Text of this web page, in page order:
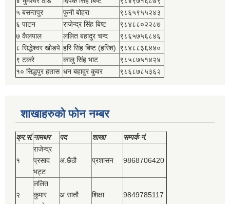
५ बसन्तपुर
फुनी बोहरा
९८६५९५५२४३
६ पाटन
राजेन्द्र सिंह बिष्‍ट
९८४८८०२२८७
७ कैलपाल
ललित बहादुर चन्द
९८६५७५६८४६
८ सिद्धेश्‍वर खोडपे हरि सिंह बिष्‍ट (हरिश) ९८४८८३६४४०
९ टकरे
कालु सिंह भाट
९८५८७५१४२४
१० सिद्धपुर हतास धन बहादुर कुवर ९८६८७८५३६२
शाखाहरुको फोन नम्बर
क्र.सं.नामथर पद शाखा सम्‍पर्क नं.
१
राजेन्द्र
प्रसाद
भट्ट
अ.छैठौ प्रशासन 9868706420
२
ललित
कुमार
अ.सातौ शिक्षा 9849785117